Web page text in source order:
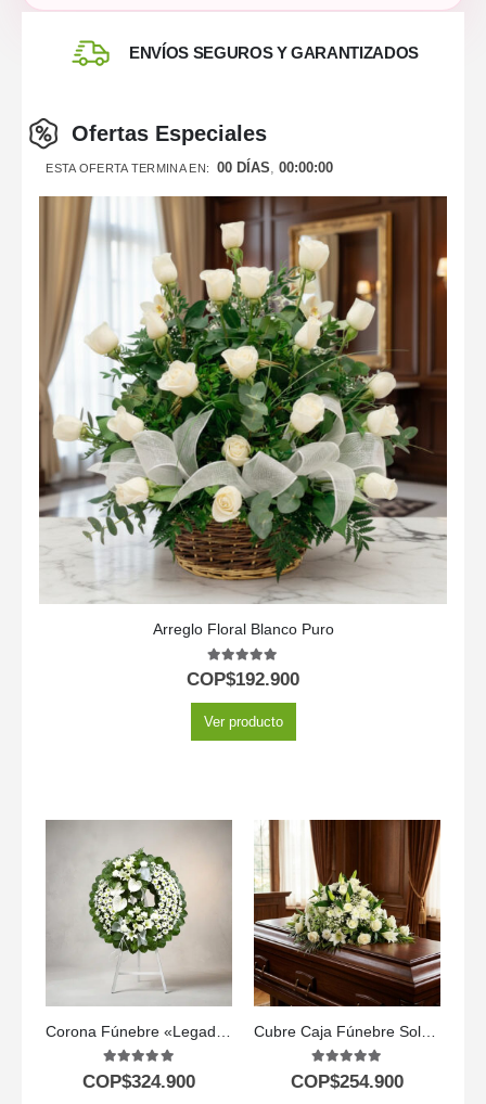
ENVÍOS SEGUROS Y GARANTIZADOS
Ofertas Especiales
ESTA OFERTA TERMINA EN: 00 DÍAS 00:00:00
Arreglo Floral Blanco Puro
5.00out of 5
COP$192.900
Ver producto
5.00out of 5
COP$324.900 5.00out of 5
COP$254.900